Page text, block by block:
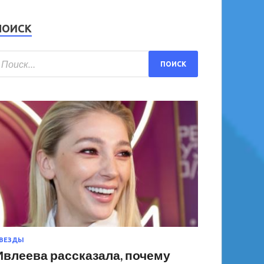
рассказала, почему